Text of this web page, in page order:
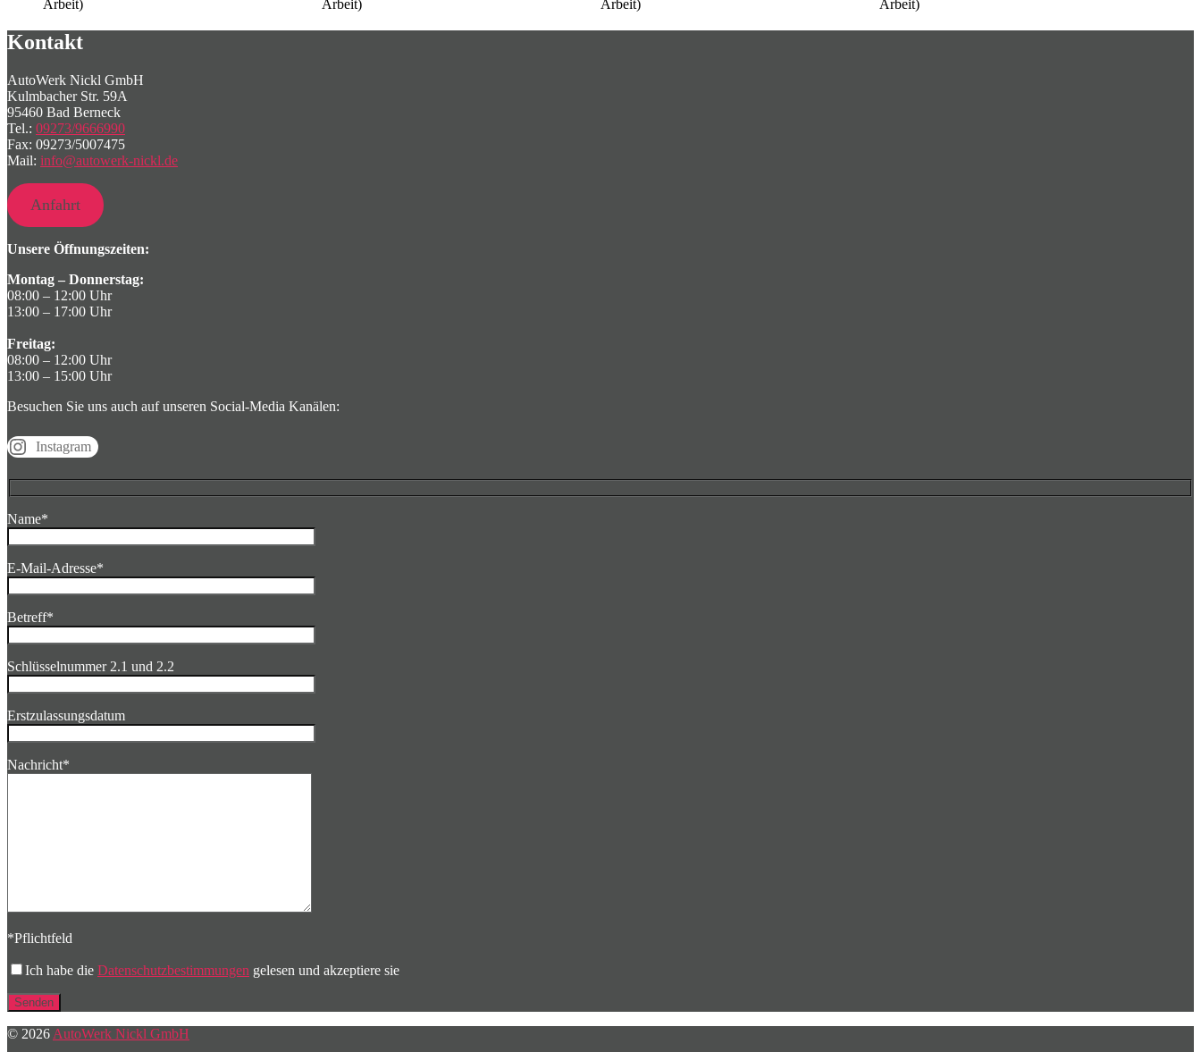
Kontakt
AutoWerk Nickl GmbH
Kulmbacher Str. 59A
95460 Bad Berneck
Tel.: 09273/9666990
Fax: 09273/5007475
Mail: info@autowerk-nickl.de
Anfahrt
Unsere Öffnungszeiten:
Montag – Donnerstag:
08:00 – 12:00 Uhr
13:00 – 17:00 Uhr
Freitag:
08:00 – 12:00 Uhr
13:00 – 15:00 Uhr
Besuchen Sie uns auch auf unseren Social-Media Kanälen:
Instagram
Name*
E-Mail-Adresse*
Betreff*
Schlüsselnummer 2.1 und 2.2
Erstzulassungsdatum
Nachricht*
*Pflichtfeld
Ich habe die Datenschutzbestimmungen gelesen und akzeptiere sie
© 2026 AutoWerk Nickl GmbH